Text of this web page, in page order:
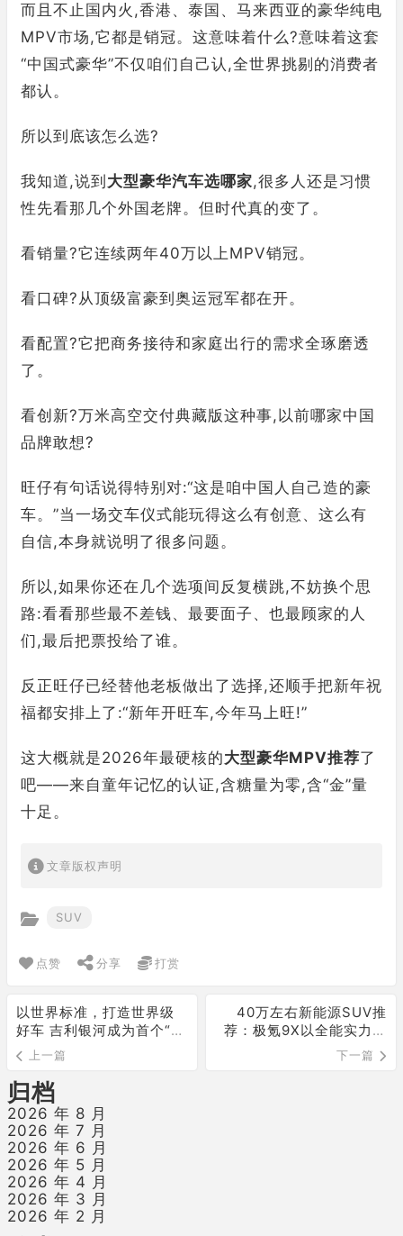
而且不止国内火,香港、泰国、马来西亚的豪华纯电
MPV市场,它都是销冠。这意味着什么?意味着这套
“中国式豪华”不仅咱们自己认,全世界挑剔的消费者
都认。
所以到底该怎么选?
我知道,说到 大型豪华汽车选哪家,很多人还是习惯
性先看那几个外国老牌。但时代真的变了。
看销量?它连续两年40万以上MPV销冠。
看口碑?从顶级富豪到奥运冠军都在开。
看配置?它把商务接待和家庭出行的需求全琢磨透
了。
看创新?万米高空交付典藏版这种事,以前哪家中国
品牌敢想?
旺仔有句话说得特别对:“这是咱中国人自己造的豪
车。”当一场交车仪式能玩得这么有创意、这么有
自信,本身就说明了很多问题。
所以,如果你还在几个选项间反复横跳,不妨换个思
路:看看那些最不差钱、最要面子、也最顾家的人
们,最后把票投给了谁。
反正旺仔已经替他老板做出了选择,还顺手把新年祝
福都安排上了:“新年开旺车,今年马上旺!”
这大概就是2026年最硬核的大型豪华MPV推荐了
吧——来自童年记忆的认证,含糖量为零,含“金”量
十足。
文章版权声明
SUV
点赞 分享 打赏
以世界标准，打造世界级
好车 吉利银河成为首个“不
补能”直通北冰洋的国产新
能源品牌
上一篇
40万左右新能源SUV推
荐：极氪9X以全能实力重
新定义豪华出行
下一篇
归档
2026 年 8 月
2026 年 7 月
2026 年 6 月
2026 年 5 月
2026 年 4 月
2026 年 3 月
2026 年 2 月